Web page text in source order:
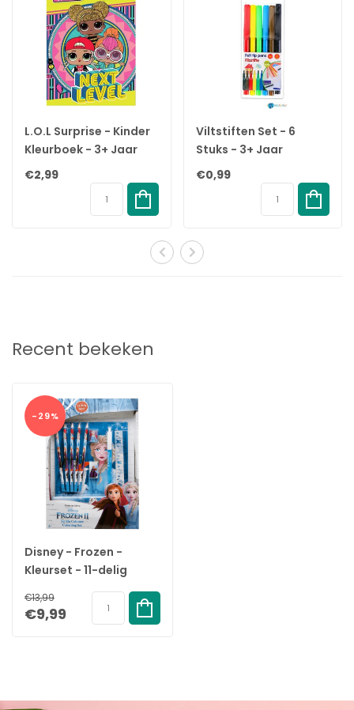
Inhoud:Zie hierboven
8032780602787
L.O.L Surprise - Kinder
Kleurboek - 3+ Jaar
€2,99
Viltstiften Set - 6
Stuks - 3+ Jaar
€0,99
Recent bekeken
-29%
Disney - Frozen -
Kleurset - 11-delig
€13,99
€9,99